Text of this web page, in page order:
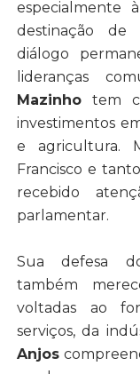
especialmente
destinação de
diálogo
lideranças
Mazinhotem
investimentos
e agricultura.
Francisco e
recebido
parlamentar.
Sua defesa
também
voltadas ao
serviços, da
Anjos